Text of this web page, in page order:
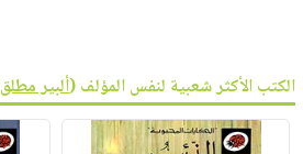
الكتب الأكثر شعبية لنفس المؤلف (ألبير مطلق